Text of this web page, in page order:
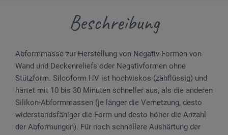
Beschreibung
Abformmasse zur Herstellung von Negativ-Formen von
Wand und Deckenreliefs oder Negativformen ohne
Stützform. Silcoform HV ist hochviskos (zähflüssig) und
härtet mit 10 bis 30 Minuten schneller aus, als die anderen
Silikon-Abformmassen (je länger die Vernetzung, desto
widerstandsfähiger die Form und desto höher die Anzahl
der Abformungen). Für noch schnellere Aushärtung der